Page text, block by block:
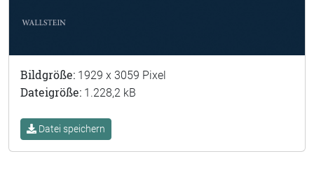
Bildgröße: 1929 x 3059 Pixel
Dateigröße: 1.228,2 kB
Datei speichern